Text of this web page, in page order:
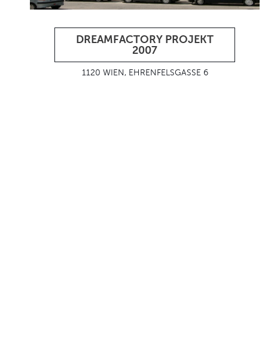
DREAMFACTORY PROJEKT
2007
1120 WIEN, EHRENFELSGASSE 6